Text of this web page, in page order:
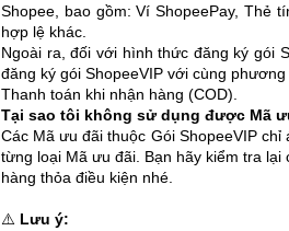
Shopee, bao gồm: Ví ShopeePay, Thẻ
hợp lệ khác.
Ngoài ra, đối với hình thức đăng ký gói
đăng ký gói ShopeeVIP với cùng
Thanh toán khi nhận hàng (COD).
Tại sao tôi không sử dụng được Mã
Các Mã ưu đãi thuộc Gói ShopeeVIP
từng loại Mã ưu đãi. Bạn hãy kiểm tra
hàng thỏa điều kiện nhé.
⚠️ Lưu ý: